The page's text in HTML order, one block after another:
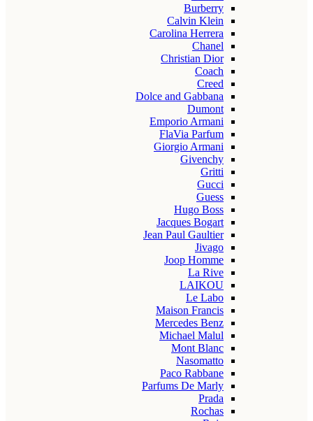
Burberry
Calvin Klein
Carolina Herrera
Chanel
Christian Dior
Coach
Creed
Dolce and Gabbana
Dumont
Emporio Armani
FlaVia Parfum
Giorgio Armani
Givenchy
Gritti
Gucci
Guess
Hugo Boss
Jacques Bogart
Jean Paul Gaultier
Jivago
Joop Homme
La Rive
LAIKOU
Le Labo
Maison Francis
Mercedes Benz
Michael Malul
Mont Blanc
Nasomatto
Paco Rabbane
Parfums De Marly
Prada
Rochas